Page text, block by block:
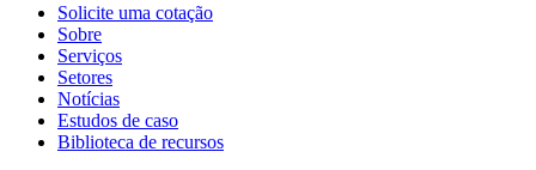
Solicite uma cotação
Sobre
Serviços
Setores
Notícias
Estudos de caso
Biblioteca de recursos